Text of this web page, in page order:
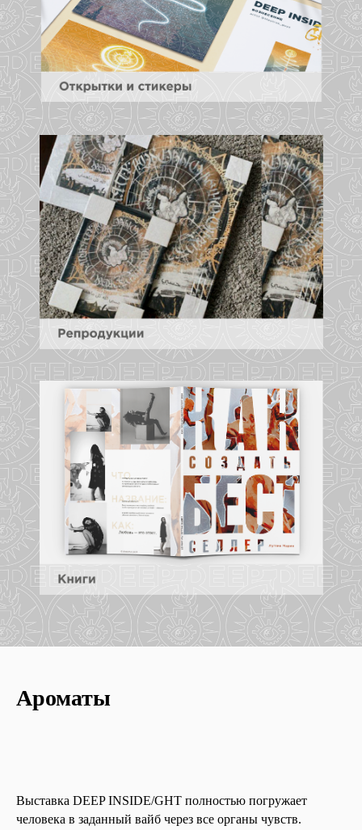
Ароматы
Выставка DEEP INSIDE/GHT полностью погружает
человека в заданный вайб через все органы чувств.